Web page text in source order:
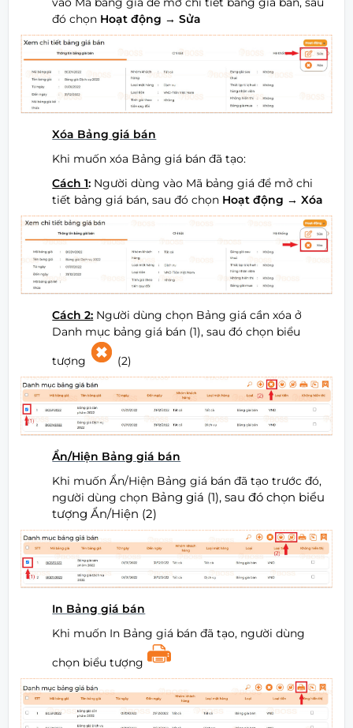
đó chọn Hoạt động → Sửa
Xóa Bảng giá bán
Khi muốn xóa Bảng giá bán đã tạo:
Cách 1: Người dùng vào Mã bảng giá để mở chi
tiết bảng giá bán, sau đó chọn Hoạt động → Xóa
Cách 2: Người dùng chọn Bảng giá cần xóa ở
Danh mục bảng giá bán (1), sau đó chọn biểu
tượng (2)
Ẩn/Hiện Bảng giá bán
Khi muốn Ẩn/Hiện Bảng giá bán đã tạo trước đó,
người dùng chọn Bảng giá (1), sau đó chọn biểu
tượng Ẩn/Hiện (2)
In Bảng giá bán
Khi muốn In Bảng giá bán đã tạo, người dùng
chọn biểu tượng